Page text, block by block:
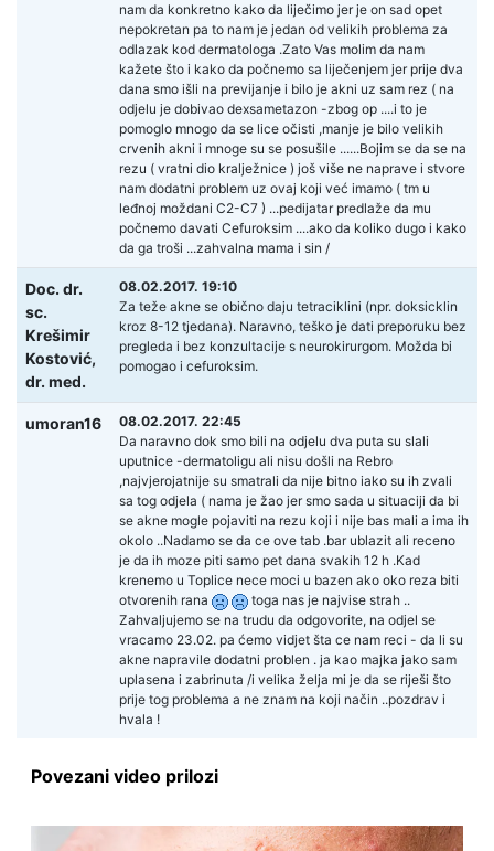
nam da konkretno kako da liječimo jer je on sad opet
nepokretan pa to nam je jedan od velikih problema za
odlazak kod dermatologa .Zato Vas molim da nam
kažete što i kako da počnemo sa liječenjem jer prije dva
dana smo išli na previjanje i bilo je akni uz sam rez ( na
odjelu je dobivao dexsametazon -zbog op ....i to je
pomoglo mnogo da se lice očisti ,manje je bilo velikih
crvenih akni i mnoge su se posušile ......Bojim se da se na
rezu ( vratni dio kralježnice ) još više ne naprave i stvore
nam dodatni problem uz ovaj koji već imamo ( tm u
leđnoj moždani C2-C7 ) ...pedijatar predlaže da mu
počnemo davati Cefuroksim ....ako da koliko dugo i kako
da ga troši ...zahvalna mama i sin /
Doc. dr.
sc.
Krešimir
Kostović,
dr. med.
08.02.2017. 19:10
Za teže akne se obično daju tetraciklini (npr. doksicklin
kroz 8-12 tjedana). Naravno, teško je dati preporuku bez
pregleda i bez konzultacije s neurokirurgom. Možda bi
pomogao i cefuroksim.
umoran16
08.02.2017. 22:45
Da naravno dok smo bili na odjelu dva puta su slali
uputnice -dermatoligu ali nisu došli na Rebro
,najvjerojatnije su smatrali da nije bitno iako su ih zvali
sa tog odjela ( nama je žao jer smo sada u situaciji da bi
se akne mogle pojaviti na rezu koji i nije bas mali a ima ih
okolo ..Nadamo se da ce ove tab .bar ublazit ali receno
je da ih moze piti samo pet dana svakih 12 h .Kad
krenemo u Toplice nece moci u bazen ako oko reza biti
otvorenih rana
toga nas je najvise strah ..
Zahvaljujemo se na trudu da odgovorite, na odjel se
vracamo 23.02. pa ćemo vidjet šta ce nam reci - da li su
akne napravile dodatni problen . ja kao majka jako sam
uplasena i zabrinuta /i velika želja mi je da se riješi što
prije tog problema a ne znam na koji način ..pozdrav i
hvala !
Povezani video prilozi